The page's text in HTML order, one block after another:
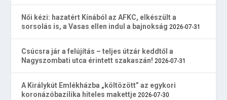
Női kézi: hazatért Kínából az AFKC, elkészült a
sorsolás is, a Vasas ellen indul a bajnokság 2026-07-31
Csúcsra jár a felújítás – teljes útzár keddtől a
Nagyszombati utca érintett szakaszán! 2026-07-31
A Királykút Emlékházba „költözött” az egykori
koronázóbazilika hiteles makettje 2026-07-30